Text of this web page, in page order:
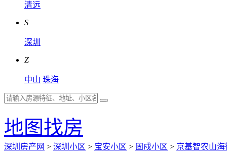
清远
S
深圳
Z
中山 珠海
地图找房
深圳房产网 > 深圳小区 > 宝安小区 > 固戍小区 > 京基智农山海